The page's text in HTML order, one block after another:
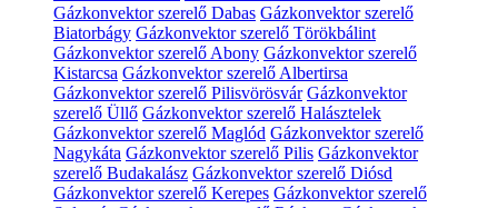
Gázkonvektor szerelő Dabas Gázkonvektor szerelő
Biatorbágy Gázkonvektor szerelő Törökbálint
Gázkonvektor szerelő Abony Gázkonvektor szerelő
Kistarcsa Gázkonvektor szerelő Albertirsa
Gázkonvektor szerelő Pilisvörösvár Gázkonvektor
szerelő Üllő Gázkonvektor szerelő Halásztelek
Gázkonvektor szerelő Maglód Gázkonvektor szerelő
Nagykáta Gázkonvektor szerelő Pilis Gázkonvektor
szerelő Budakalász Gázkonvektor szerelő Diósd
Gázkonvektor szerelő Kerepes Gázkonvektor szerelő